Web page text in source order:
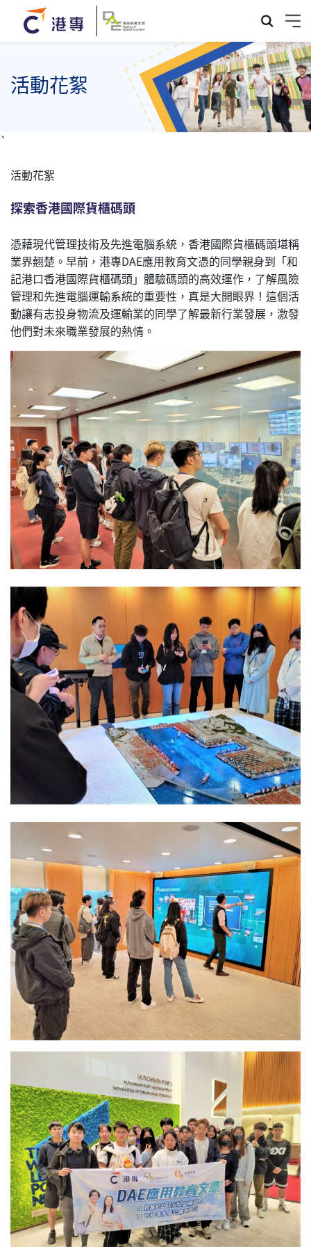
活動花絮
`
活動花絮
探索香港國際貨櫃碼頭
憑藉現代管理技術及先進電腦系統，香港國際貨櫃碼頭堪稱
業界翹楚。早前，港專DAE應用教育文憑的同學親身到「和
記港口香港國際貨櫃碼頭」體驗碼頭的高效運作，了解風險
管理和先進電腦運輸系統的重要性，真是大開眼界！這個活
動讓有志投身物流及運輸業的同學了解最新行業發展，激發
他們對未來職業發展的熱情。